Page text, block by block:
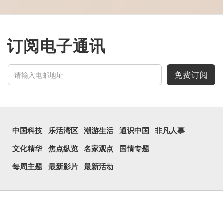
「囱」一样都是「窗」的象
示在囧地种黍。
这个古字十分少用，直
行表情符号，这个字也被网
民当做表情符号来用。
囧字的「八」像一对委
订阅电子通讯
免费订阅
中国科技 乐活湾区 潮游生活 通识中国 非凡人事
文化精华 焦点纵览 名家观点 国情专题
每周主题 最新影片 最新活动